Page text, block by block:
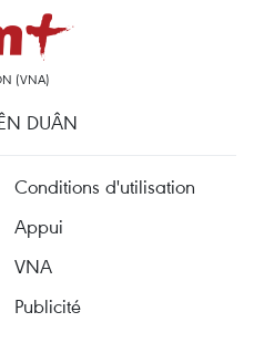
(VNA)
DUÂN
Conditions d'utilisation
Appui
VNA
Publicité